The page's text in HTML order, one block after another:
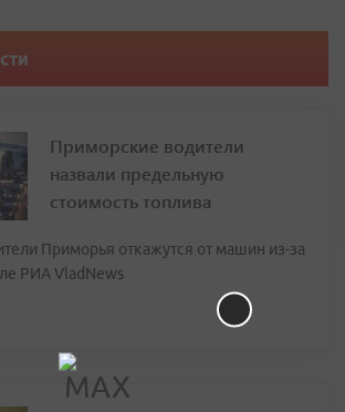
Приморские водители
назвали предельную
стоимость топлива
Приморья откажутся от машин из-за
РИА VladNews